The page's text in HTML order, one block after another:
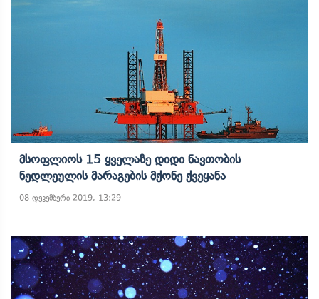
Მსოფლიოს 15 Ყველაზე Დიდი Ნავთობის
Ნედლეულის Მარაგების Მქონე Ქვეყანა
08 დეკემბერი 2019, 13:29